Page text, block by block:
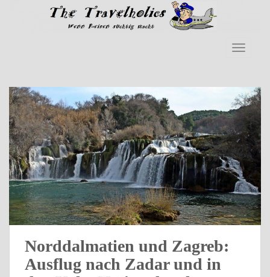
Skip to main content
Norddalmatien und Zagreb:
Ausflug nach Zadar und in